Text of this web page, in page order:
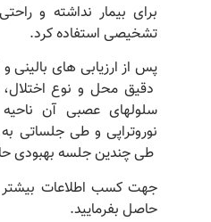
برای بیمار نداشته و
تشخیصی استفاده کرد.
دقیق محل و نوع اختلال،
سلولهای عصبی آن
نوروتراپی و طی جلساتی به
طی چندین جلسه بهبودی
جهت کسب اطلاعات بیشتر
حاصل بفرمایید.